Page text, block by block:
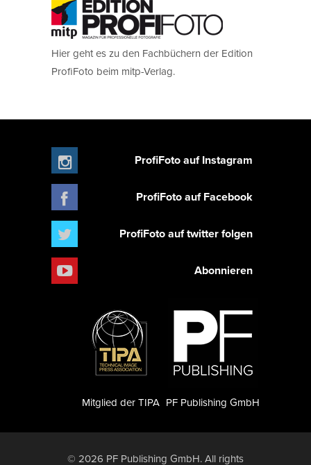
Hier geht es zu den Fachbüchern der Edition
ProfiFoto beim mitp-Verlag.
ProfiFoto auf Instagram
ProfiFoto auf Facebook
ProfiFoto auf twitter folgen
Abonnieren
PF Publishing GmbH
Mitglied der TIPA
© 2026 PF Publishing GmbH. All rights